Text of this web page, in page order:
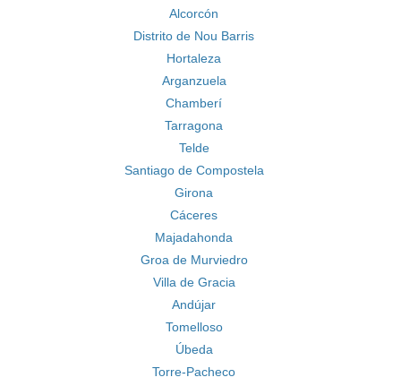
Alcorcón
Distrito de Nou Barris
Hortaleza
Arganzuela
Chamberí
Tarragona
Telde
Santiago de Compostela
Girona
Cáceres
Majadahonda
Groa de Murviedro
Villa de Gracia
Andújar
Tomelloso
Úbeda
Torre-Pacheco